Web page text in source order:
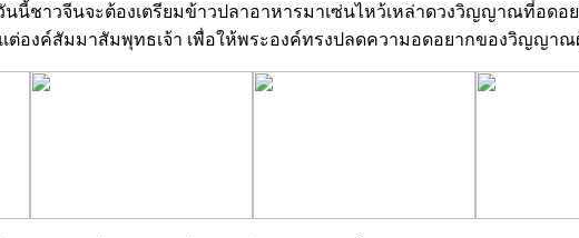
ชาวจีนจะต้องเตรียมข้าวปลาอาหารมาเซ่นไหว้เหล่าดวงวิญญาณที่อด
ต่องค์สัมมาสัมพุทธเจ้า เพื่อให้พระองค์ทรงปลดความอดอยากของวิญญาณ